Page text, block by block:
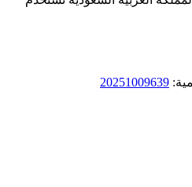
20251009639